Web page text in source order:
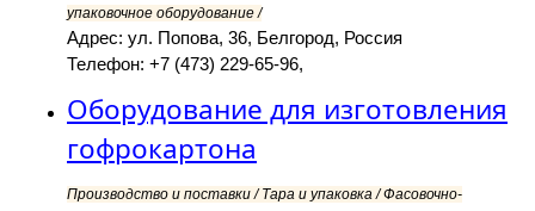
упаковочное оборудование /
Адрес: ул. Попова, 36, Белгород, Россия
Телефон: +7 (473) 229-65-96,
Оборудование для изготовления
гофрокартона
Производство и поставки / Тара и упаковка / Фасовочно-